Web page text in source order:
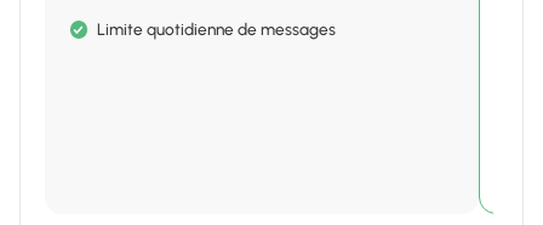
Limite quotidienne de messages